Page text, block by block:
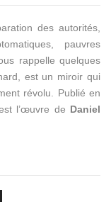
des autorités,
pauvres
rappelle quelques
est un miroir qui
révolu. Publié en
est l’œuvre de Daniel